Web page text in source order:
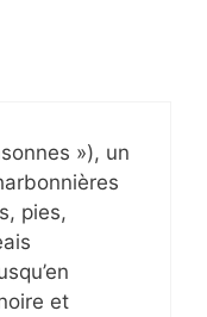
»), un
pies,
et